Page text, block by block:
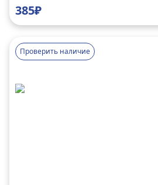
385₽
Проверить наличие